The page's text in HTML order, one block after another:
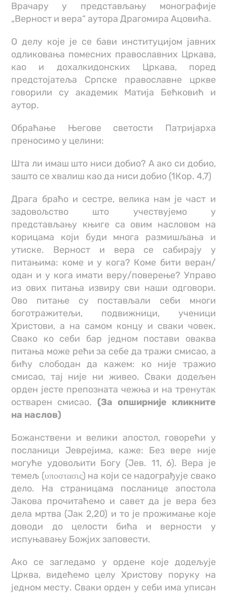
Врачару у представљању монографије
„Верност и вера“ аутора Драгомира Ацовића.
О делу које је се бави институцијом јавних
одликовања помесних православних Цркава,
као и дохалкидонских Цркава, поред
предстојатеља Српске православне цркве
говорили су академик Матија Бећковић и
аутор.
Обраћање Његове светости Патријарха
преносимо у целини:
Шта ли имаш што ниси добио? А ако си добио,
зашто се хвалиш као да ниси добио (1Кор. 4,7)
Драга браћо и сестре, велика нам је част и
задовољство што учествујемо у
представљању књиге са овим насловом на
корицама који буди многа размишљања и
утиске. Верност и вера се сабирају у
питањима: коме и у кога? Коме бити веран/
одан и у кога имати веру/поверење? Управо
из ових питања извиру сви наши одговори.
Ово питање су постављали себи многи
боготражитељи, подвижници, ученици
Христови, а на самом концу и сваки човек.
Свако ко себи бар једном постави оваква
питања може рећи за себе да тражи смисао, а
бићу слободан да кажем: ко није тражио
смисао, тај није ни живео. Сваки додељен
орден јесте препозната чежња и на тренутак
остварен смисао. (За опширније кликните
на наслов)
Божанствени и велики апостол, говорећи у
посланици Јеврејима, каже: Без вере није
могуће удовољити Богу (Јев. 11, 6). Вера је
темељ (υποστασις) на који се надограђује свако
дело. На страницама посланице апостола
Јакова прочитаћемо и савет да је вера без
дела мртва (Јак 2,20) и то је прожимање које
доводи до целости бића и верности у
испуњавању Божјих заповести.
Ако се загледамо у ордене које додељује
Црква, видећемо целу Христову поруку на
једном месту. Сваки орден у себи има уписан